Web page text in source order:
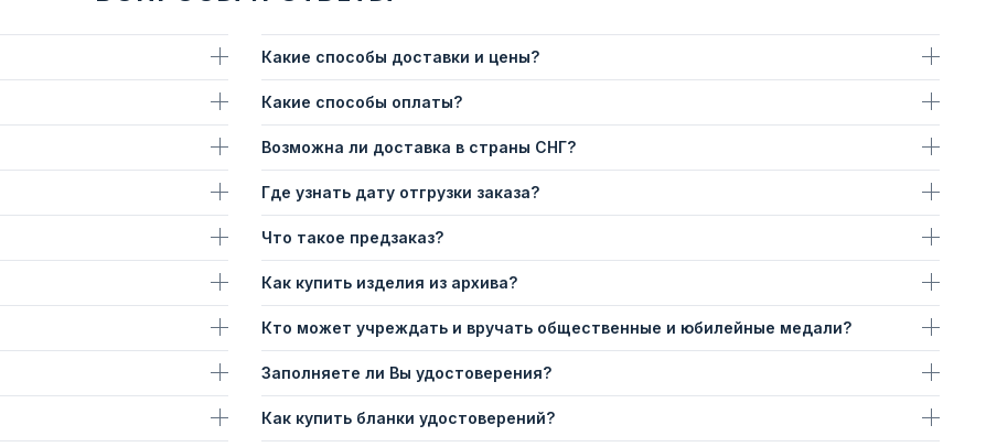
Какие способы доставки и цены?
Какие способы оплаты?
Возможна ли доставка в страны СНГ?
Где узнать дату отгрузки заказа?
Что такое предзаказ?
Как купить изделия из архива?
Кто может учреждать и вручать общественные и юбилейные медали?
Заполняете ли Вы удостоверения?
Как купить бланки удостоверений?